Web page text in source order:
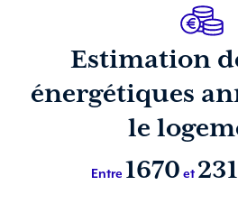
Estimation
énergétiques
le
Entre 1670 et